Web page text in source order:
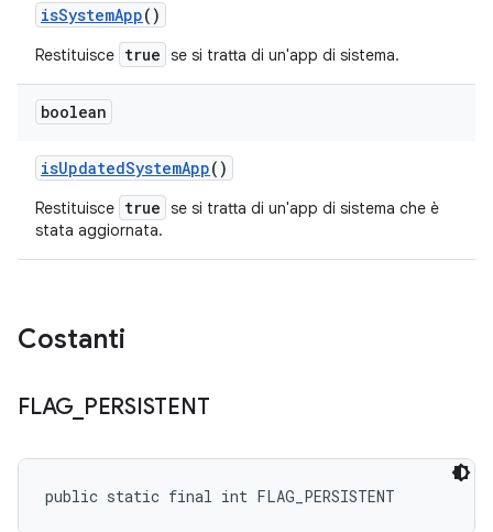
isSystemApp()
Restituisce true se si tratta di un'app di sistema.
boolean
isUpdatedSystemApp()
Restituisce true se si tratta di un'app di sistema che è
stata aggiornata.
Costanti
FLAG PERSISTENT
public static final int FLAG_PERSISTENT